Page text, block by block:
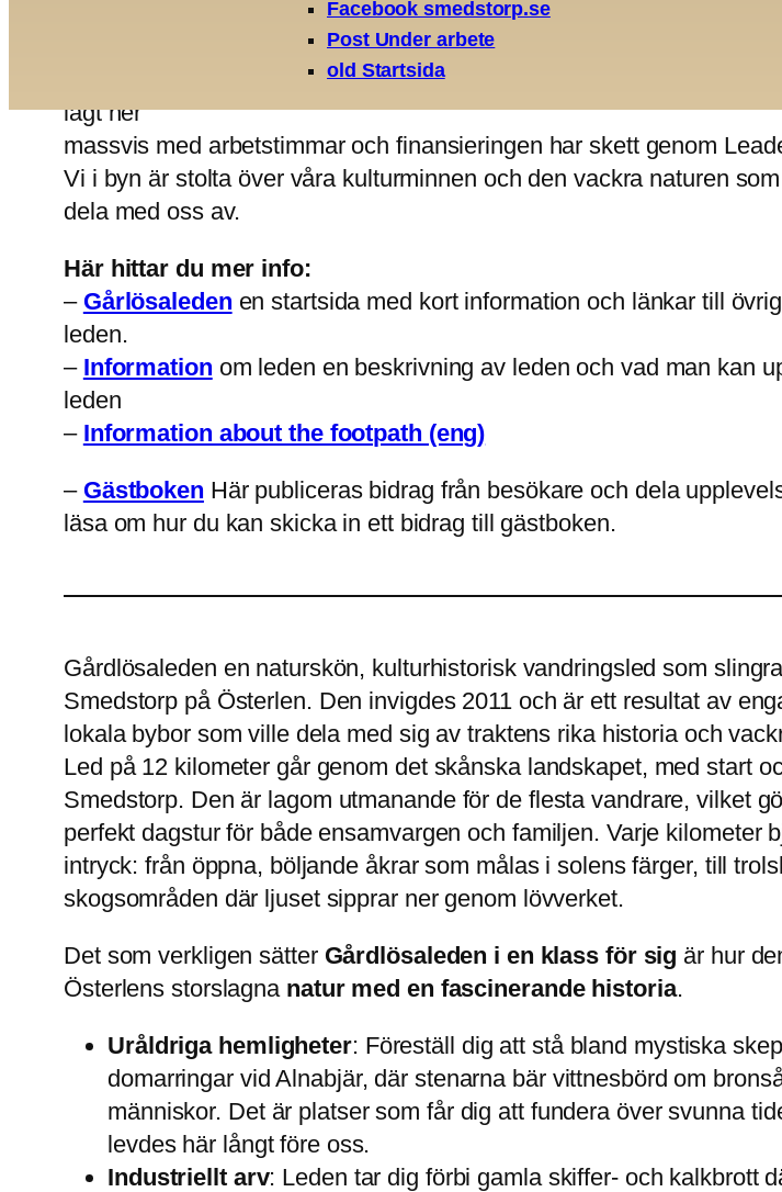
Facebook smedstorp.se
Post Under arbete
old Startsida
En naturskön och kulturvandringsled i Smedstorp som utgår från
centrum. Det tog många år att förverkliga idén om en vandringsled.
lagt ner
massvis med arbetstimmar och finansieringen har skett genom
Vi i byn är stolta över våra kulturminnen och den vackra naturen
dela med oss av.
Här hittar du mer info:
– Gårlösaleden en startsida med kort information och länkar till
leden.
– Information om leden en beskrivning av leden och vad man kan
leden
– Information about the footpath (eng)
– Gästboken Här publiceras bidrag från besökare och dela
läsa om hur du kan skicka in ett bidrag till gästboken.
Gårdlösaleden en naturskön, kulturhistorisk vandringsled som
Smedstorp på Österlen. Den invigdes 2011 och är ett resultat av
lokala bybor som ville dela med sig av traktens rika historia och
Led på 12 kilometer går genom det skånska landskapet, med start
Smedstorp. Den är lagom utmanande för de flesta vandrare, vilket
perfekt dagstur för både ensamvargen och familjen. Varje kilometer
intryck: från öppna, böljande åkrar som målas i solens färger, till
skogsområden där ljuset sipprar ner genom lövverket.
Det som verkligen sätter Gårdlösaleden i en klass för sig är hur
Österlens storslagna natur med en fascinerande historia.
Uråldriga hemligheter: Föreställ dig att stå bland mystiska
domarringar vid Alnabjär, där stenarna bär vittnesbörd om
människor. Det är platser som får dig att fundera över svunna
levdes här långt före oss.
Industriellt arv: Leden tar dig förbi gamla skiffer- och kalkbrott